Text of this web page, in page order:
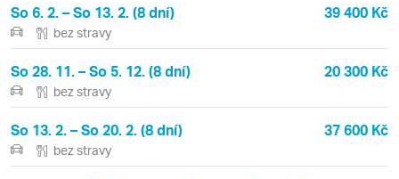
So 6. 2. – So 13. 2. (8 dní) 39 400 Kč
bez stravy
So 28. 11. – So 5. 12. (8 dní) 20 300 Kč
bez stravy
So 13. 2. – So 20. 2. (8 dní) 37 600 Kč
bez stravy